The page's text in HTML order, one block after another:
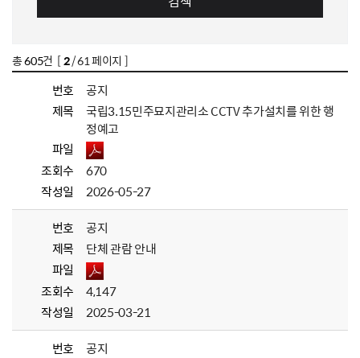
총605건 [2/ 61 페이지 ]
번호
공지
제목
국립3.15민주묘지관리소 CCTV 추가설치를 위한 행
정예고
파일
조회수
670
작성일
2026-05-27
번호
공지
제목
단체 관람 안내
파일
조회수
4,147
작성일
2025-03-21
번호
공지